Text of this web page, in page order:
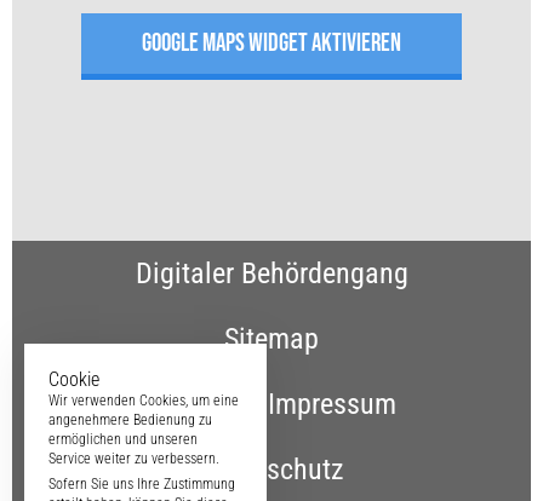
GOOGLE MAPS WIDGET AKTIVIEREN
Digitaler Behördengang
Sitemap
Kontakt & Impressum
Datenschutz
Cookie
Wir verwenden Cookies, um eine
angenehmere Bedienung zu
ermöglichen und unseren
Service weiter zu verbessern.
Sofern Sie uns Ihre Zustimmung